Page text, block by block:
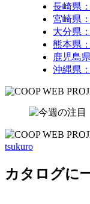
長崎県
宮崎県
大分県
熊本県
鹿児島
沖縄県
tsukuro
カタログに